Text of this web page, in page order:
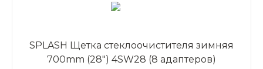
SPLASH Щетка стеклоочистителя зимняя
700mm (28") 4SW28 (8 адаптеров)